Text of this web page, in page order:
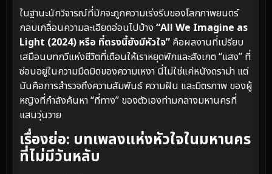
ในฐานะนักวิจารณ์ที่มักจะถูกความเร่งรีบของโลกภาพยนตร์
กลบเกลื่อนความละเอียดอ่อนไปบ้าง “All We Imagine as
Light (2024) หรือ ที่ตรงนี้ยังมีหัวใจ” คือผลงานที่เปรียบ
เสมือนบทกวีแห่งชีวิตที่เตือนให้เราหยุดพักและสังเกต “แสง” ที่
ซ่อนอยู่ในความมืดมิดของความเหงา นี่ไม่ใช่แค่หนังดราม่า แต่
มันคือการสำรวจถึงความสัมพันธ์ ความฝัน และมิตรภาพ ของผู้
หญิงที่กำลังค้นหา “ที่ทาง” ของตัวเองท่ามกลางมหานครที่
แสนวุ่นวาย
เรื่องย่อ: บทเพลงแห่งหัวใจในมหานคร
ที่ไม่มีวันหลับ